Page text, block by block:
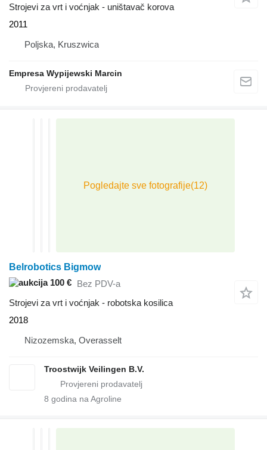
Strojevi za vrt i voćnjak - uništavač korova
2011
Poljska, Kruszwica
Empresa Wypijewski Marcin
Belrobotics Bigmow
100 € Bez PDV-a
Strojevi za vrt i voćnjak - robotska kosilica
2018
Nizozemska, Overasselt
Troostwijk Veilingen B.V.
8 godina na Agroline